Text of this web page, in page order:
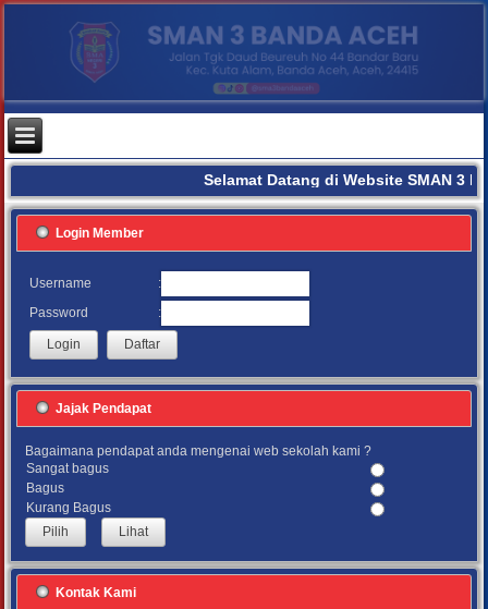
Selamat Datang di Website SMAN 3
Login Member
Username
:
Password
:
Jajak Pendapat
Bagaimana pendapat anda mengenai web sekolah kami ?
Sangat bagus
Bagus
Kurang Bagus
Lihat
Kontak Kami